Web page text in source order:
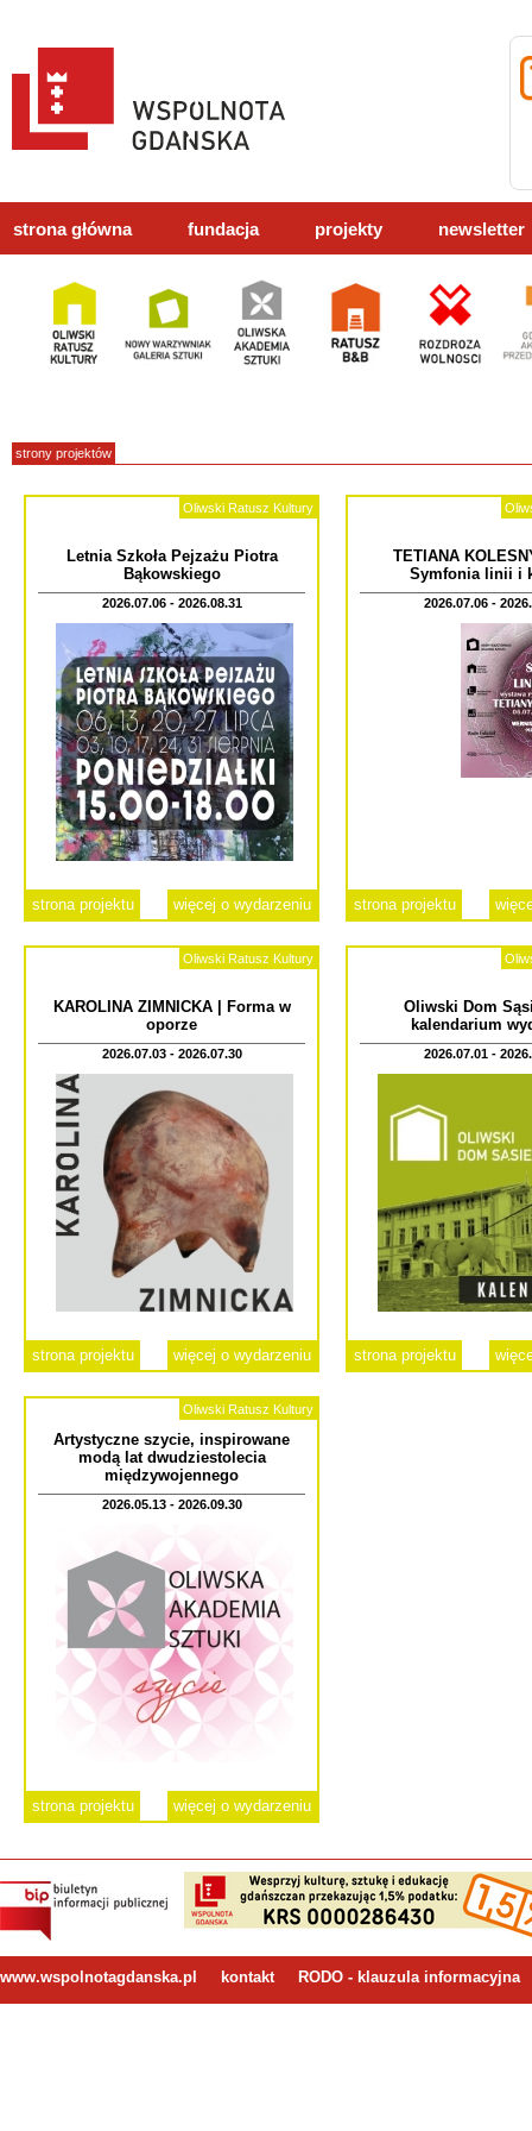
strona główna fundacja projekty newsletter
strony projektów
Oliwski Ratusz Kultury
Letnia Szkoła Pejzażu Piotra
Bąkowskiego
2026.07.06 - 2026.08.31
strona projektu więcej o wydarzeniu
TETIANA
Symfonia linii i
2026.07.06 -
strona projektu
Oliwski Ratusz Kultury
KAROLINA ZIMNICKA | Forma w
oporze
2026.07.03 - 2026.07.30
strona projektu więcej o wydarzeniu
Oliwski Dom
kalendarium
2026.07.01 -
strona projektu
Oliwski Ratusz Kultury
Artystyczne szycie, inspirowane
modą lat dwudziestolecia
międzywojennego
2026.05.13 - 2026.09.30
strona projektu więcej o wydarzeniu
www.wspolnotagdanska.pl kontakt RODO - klauzula informacyjna